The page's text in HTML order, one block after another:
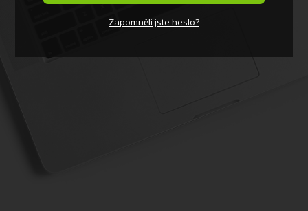
Zapomněli jste heslo?